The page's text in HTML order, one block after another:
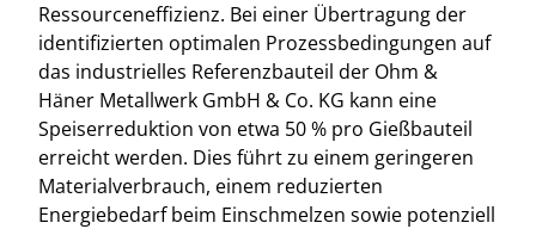
Ressourceneffizienz. Bei einer Übertragung der
identifizierten optimalen Prozessbedingungen auf
das industrielles Referenzbauteil der Ohm &
Häner Metallwerk GmbH & Co. KG kann eine
Speiserreduktion von etwa 50 % pro Gießbauteil
erreicht werden. Dies führt zu einem geringeren
Materialverbrauch, einem reduzierten
Energiebedarf beim Einschmelzen sowie potenziell